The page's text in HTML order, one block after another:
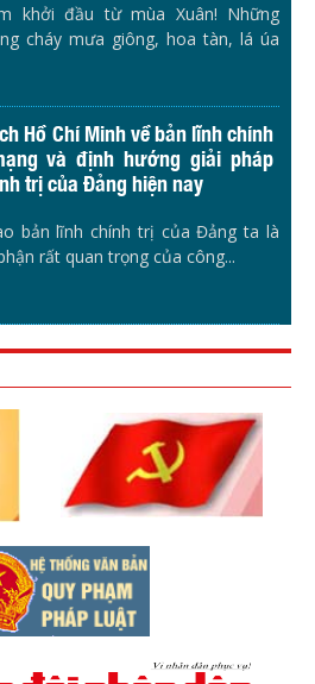
khởi đầu từ mùa Xuân! Những
cháy mưa giông, hoa tàn, lá úa
Hồ Chí Minh về bản lĩnh chính
và định hướng giải pháp
trị của Đảng hiện nay
bản lĩnh chính trị của Đảng ta là
rất quan trọng của công...